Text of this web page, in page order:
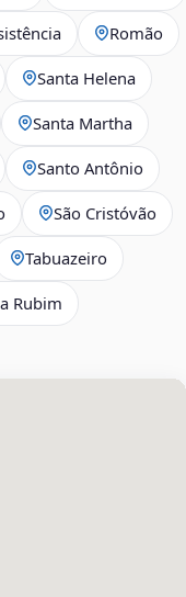
Romão
Santa Helena
Santa Martha
Santo Antônio
São Cristóvão
Tabuazeiro
Rubim